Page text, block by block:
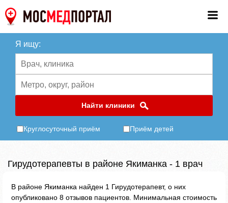
Я ищу:
Найти клиники
Круглосуточный приём Приём детей
Гирудотерапевты в районе Якиманка - 1 врач
В районе Якиманка найден 1 Гирудотерапевт, о них
опубликовано 8 отзывов пациентов. Минимальная стоимость